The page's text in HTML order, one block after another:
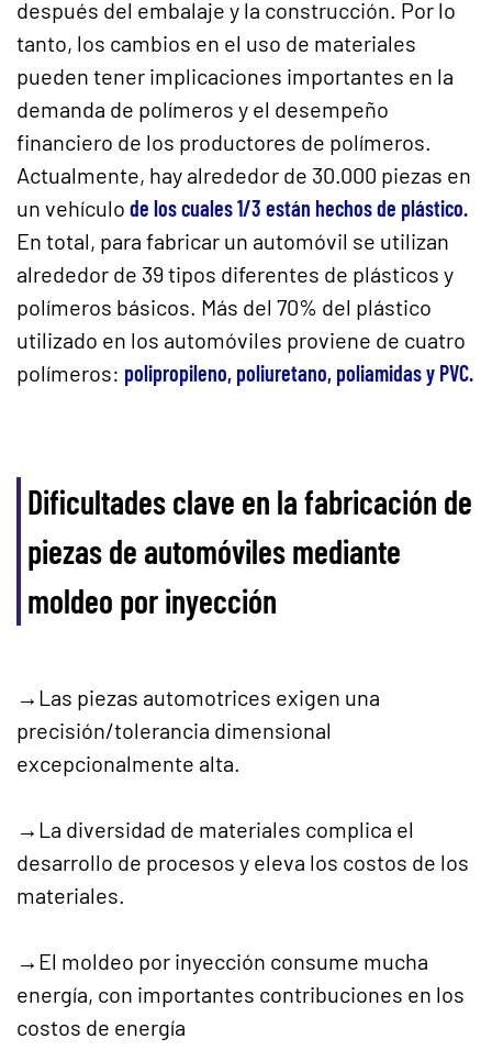
después del embalaje y la construcción. Por lo
tanto, los cambios en el uso de materiales
pueden tener implicaciones importantes en la
demanda de polímeros y el desempeño
financiero de los productores de polímeros.
Actualmente, hay alrededor de 30.000 piezas en
un vehículo de los cuales 1/3 están hechos de plástico.
En total, para fabricar un automóvil se utilizan
alrededor de 39 tipos diferentes de plásticos y
polímeros básicos. Más del 70% del plástico
utilizado en los automóviles proviene de cuatro
polímeros: polipropileno, poliuretano, poliamidas y PVC.
Dificultades clave en la fabricación de
piezas de automóviles mediante
moldeo por inyección
→Las piezas automotrices exigen una
precisión/tolerancia dimensional
excepcionalmente alta.
→La diversidad de materiales complica el
desarrollo de procesos y eleva los costos de los
materiales.
→El moldeo por inyección consume mucha
energía, con importantes contribuciones en los
costos de energía